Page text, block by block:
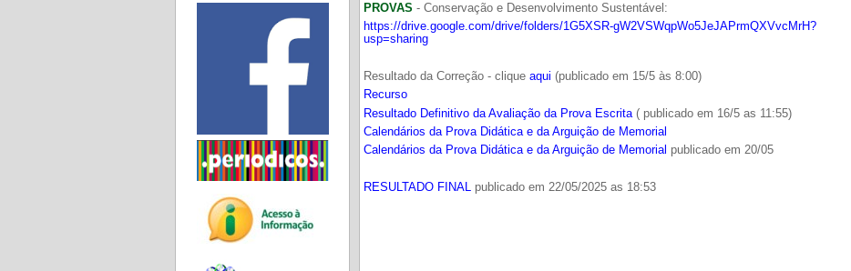
PROVAS - Conservação e Desenvolvimento Sustentável:
https://drive.google.com/drive/folders/1G5XSR-gW2VSWqpWo5JeJAPrmQXVvcMrH?
usp=sharing
Resultado da Correção - clique aqui (publicado em 15/5 às 8:00)
Recurso
Resultado Definitivo da Avaliação da Prova Escrita( publicado em 16/5 as 11:55)
Calendários da Prova Didática e da Arguição de Memorial
Calendários da Prova Didática e da Arguição de Memorial publicado em 20/05
RESULTADO FINAL publicado em 22/05/2025 as 18:53